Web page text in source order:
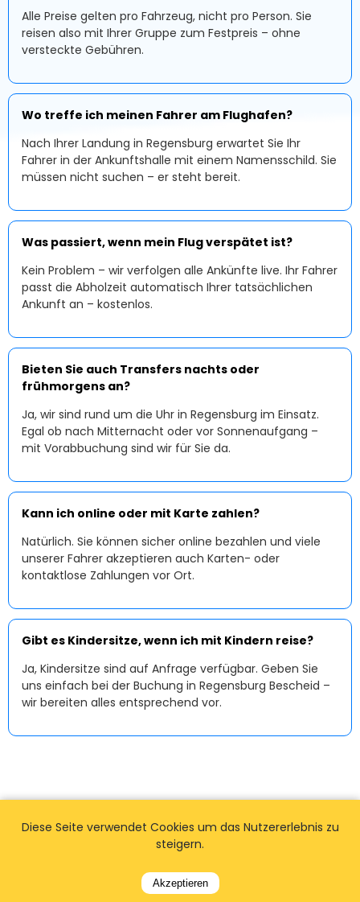
Alle Preise gelten pro Fahrzeug, nicht pro Person. Sie
reisen also mit Ihrer Gruppe zum Festpreis – ohne
versteckte Gebühren.
Wo treffe ich meinen Fahrer am Flughafen?
Nach Ihrer Landung in Regensburg erwartet Sie Ihr
Fahrer in der Ankunftshalle mit einem Namensschild. Sie
müssen nicht suchen – er steht bereit.
Was passiert, wenn mein Flug verspätet ist?
Kein Problem – wir verfolgen alle Ankünfte live. Ihr Fahrer
passt die Abholzeit automatisch Ihrer tatsächlichen
Ankunft an – kostenlos.
Bieten Sie auch Transfers nachts oder
frühmorgens an?
Ja, wir sind rund um die Uhr in Regensburg im Einsatz.
Egal ob nach Mitternacht oder vor Sonnenaufgang –
mit Vorabbuchung sind wir für Sie da.
Kann ich online oder mit Karte zahlen?
Natürlich. Sie können sicher online bezahlen und viele
unserer Fahrer akzeptieren auch Karten- oder
kontaktlose Zahlungen vor Ort.
Gibt es Kindersitze, wenn ich mit Kindern reise?
Ja, Kindersitze sind auf Anfrage verfügbar. Geben Sie
uns einfach bei der Buchung in Regensburg Bescheid –
wir bereiten alles entsprechend vor.
Diese Seite verwendet Cookies um das Nutzererlebnis zu
steigern.
Akzeptieren